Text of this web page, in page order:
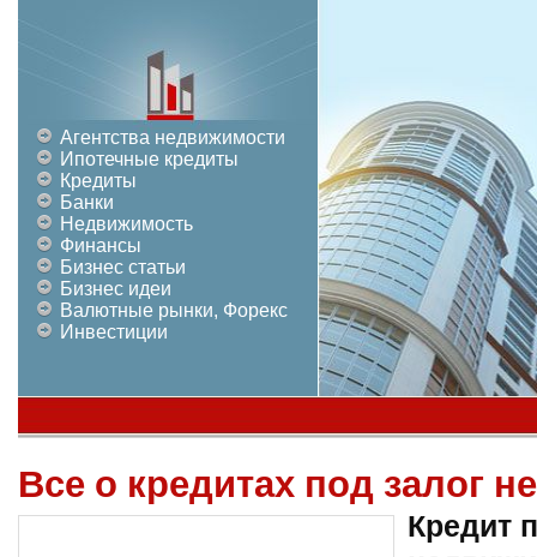
Агентства недвижимости
Ипотечные кредиты
Кредиты
Банки
Недвижимость
Финансы
Бизнес статьи
Бизнес идеи
Валютные рынки, Форекс
Инвестиции
Все о кредитах под залог
Кредит